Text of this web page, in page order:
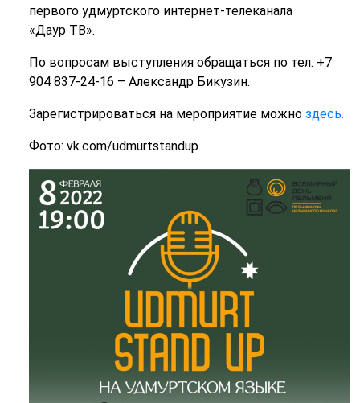
первого удмуртского интернет-телеканала
«Даур ТВ».
По вопросам выступления обращаться по тел. +7
904 837-24-16 – Александр Бикузин.
Зарегистрироваться на мероприятие можноздесь.
Фото: vk.com/udmurtstandup